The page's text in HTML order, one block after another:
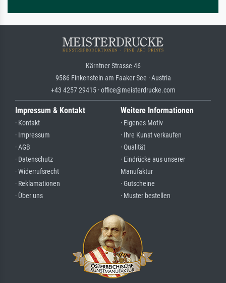
Kärntner Strasse 46
9586 Finkenstein am Faaker See · Austria
+43 4257 29415 · office@meisterdrucke.com
Impressum & Kontakt
· Kontakt
· Impressum
· AGB
· Datenschutz
· Widerrufsrecht
· Reklamationen
· Über uns
Weitere Informationen
· Eigenes Motiv
· Ihre Kunst verkaufen
· Qualität
· Eindrücke aus unserer
Manufaktur
· Gutscheine
· Muster bestellen